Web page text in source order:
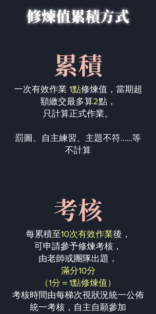
修煉值累積方式
累積
一次有效作業 1點修煉值，當期超
額繳交最多算2點，
只計算正式作業。
罰圖、自主練習、主題不符......等
不計算
考核
每累積至10次有效作業後，
可申請參予修煉考核，
由老師或團隊出題，
滿分10分
（1分＝1點修煉值）
考核時間由每梯次視狀況統一公佈
統一考核，自主自願參加